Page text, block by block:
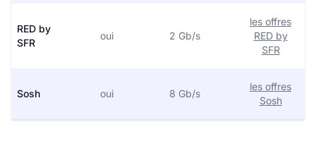
RED by
SFR
oui 2 Gb/s
les offres
RED by
SFR
Sosh oui 8 Gb/s
les offres
Sosh